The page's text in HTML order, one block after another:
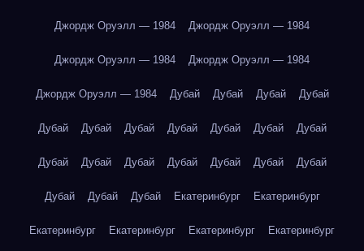
Джордж Оруэлл — 1984 Джордж Оруэлл — 1984
Джордж Оруэлл — 1984 Джордж Оруэлл — 1984
Джордж Оруэлл — 1984 Дубай Дубай Дубай Дубай
Дубай Дубай Дубай Дубай Дубай Дубай Дубай
Дубай Дубай Дубай Дубай Дубай Дубай Дубай
Дубай Дубай Дубай Екатеринбург Екатеринбург
Екатеринбург Екатеринбург Екатеринбург Екатеринбург